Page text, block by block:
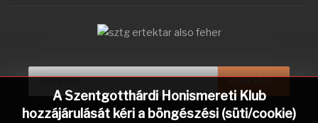
A Szentgotthárdi Honismereti Klub
hozzájárulását kéri a böngészési (süti/cookie)
Keresés...